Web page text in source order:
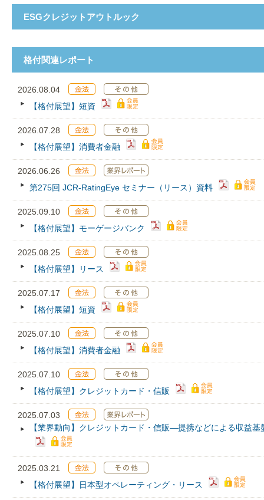
ESGクレジットアウトルック
格付関連レポート
2026.08.04
【格付展望】短資
2026.07.28
【格付展望】消費者金融
2026.06.26
第275回 JCR‐RatingEye セミナー（リース）資料
2025.09.10
【格付展望】モーゲージバンク
2025.08.25
【格付展望】リース
2025.07.17
【格付展望】短資
2025.07.10
【格付展望】消費者金融
2025.07.10
【格付展望】クレジットカード・信販
2025.07.03
【業界動向】クレジットカード・信販―提携などによる収益
2025.03.21
【格付展望】日本型オペレーティング・リース